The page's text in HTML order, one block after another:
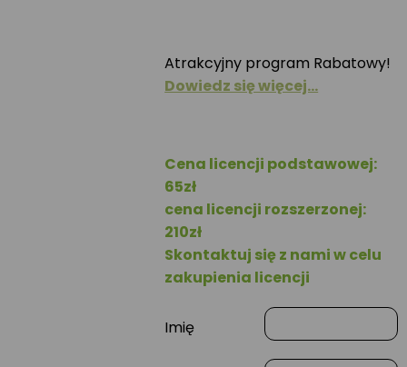
Atrakcyjny program Rabatowy!
Dowiedz się więcej…
Cena licencji podstawowej:
65zł
cena licencji rozszerzonej:
210zł
Skontaktuj się z nami w celu
zakupienia licencji
Imię